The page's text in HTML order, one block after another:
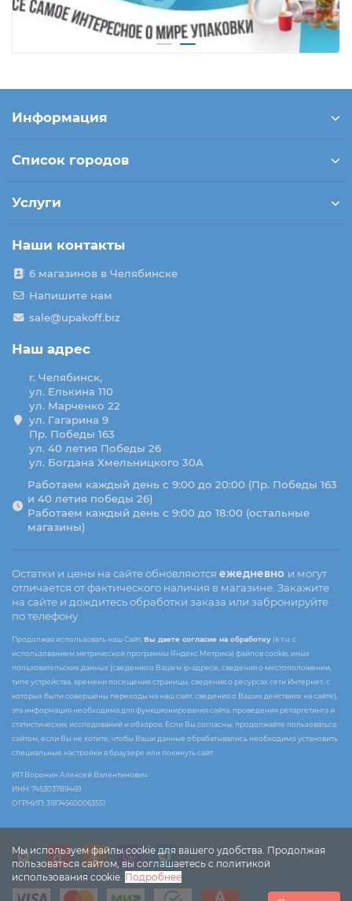
Мы используем файлы cookie для вашего удобства. Продолжая
пользоваться сайтом, вы соглашаетесь с политикой
использования cookie. Подробнее
Информация
Список городов
Услуги
Наши контакты
6 магазинов в Челябинске
Напишите нам
sale@upakoff.biz
Наш адрес
г. Челябинск,
ул. Елькина 110
ул. Марченко 22
ул. Гагарина 9
Пр. Победы 163
ул. 40 летия Победы 26
ул. Богдана Хмельницкого 30А
Работаем каждый день с 9:00 до 20:00 (Пр. Победы 163
и 40 летия победы 26)
Работаем каждый день с 9:00 до 18:00 (остальные
магазины)
Остатки и цены на сайте обновляются ежедневно и могут
отличается от фактического наличия в магазине. Закажите
на сайте и дождитесь обработки заказа или забронируйте
по телефону
Продолжая использовать наш Сайт, Вы даете согласие на обработку (в т.ч. с
использованием метрической программы Яндекс.Метрика) файлов cookie, иных
пользовательских данных (сведения о Вашем ip-адресе, сведения о местоположении,
типе устройства, времени посещения страницы, сведения о ресурсах сети Интернет, с
которых были совершены переходы на наш сайт, сведения о Ваших действиях на сайте),
эта информация необходима для функционирования сайта, проведения ретаргетинга и
статистических исследований и обзоров. Если Вы согласны, продолжайте пользоваться
сайтом, если Вы не хотите, чтобы Ваши данные обрабатывались необходимо установить
специальные настройки в браузере или покинуть сайт.
ИП Воронин Алексей Валентинович
ИНН: 745303789469
ОГРНИП: 318745600063551